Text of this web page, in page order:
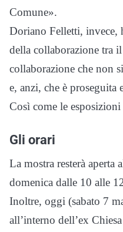
Comune».
Doriano Felletti, invece,
della collaborazione tra
collaborazione che non
e, anzi, che è proseguita
Così come le esposizioni
Gli orari
La mostra resterà aperta
domenica dalle 10 alle
Inoltre, oggi (sabato 7
all’interno dell’ex